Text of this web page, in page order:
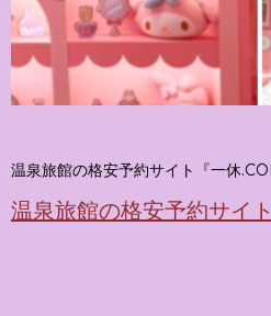
温泉旅館の格安予約サイト『一休
温泉旅館の格安予約サイト